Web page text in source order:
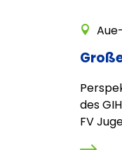
des
FV